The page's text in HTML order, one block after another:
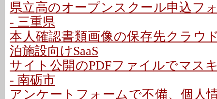
県立高のオープンスクール申込フ
- 三重県
本人確認書類画像の保存先クラウ
泊施設向けSaaS
サイト公開のPDFファイルでマス
- 南砺市
アンケートフォームで不備、個人